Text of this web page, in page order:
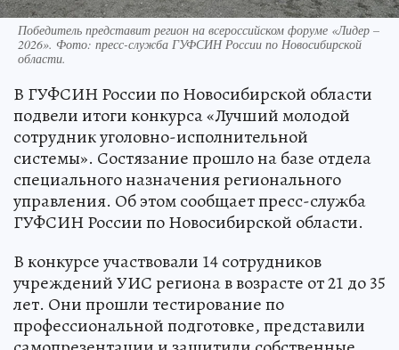
Победитель представит регион на всероссийском форуме «Лидер –
2026». Фото: пресс-служба ГУФСИН России по Новосибирской
области.
В ГУФСИН России по Новосибирской области
подвели итоги конкурса «Лучший молодой
сотрудник уголовно-исполнительной
системы». Состязание прошло на базе отдела
специального назначения регионального
управления. Об этом сообщает пресс-служба
ГУФСИН России по Новосибирской области.
В конкурсе участвовали 14 сотрудников
учреждений УИС региона в возрасте от 21 до 35
лет. Они прошли тестирование по
профессиональной подготовке, представили